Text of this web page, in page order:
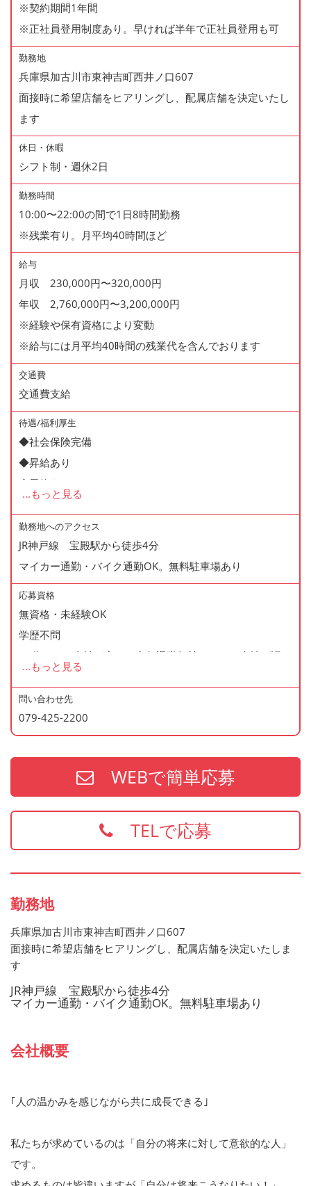
※契約期間1年間
※正社員登用制度あり。早ければ半年で正社員登用も可
勤務地
兵庫県加古川市東神吉町西井ノ口607
面接時に希望店舗をヒアリングし、配属店舗を決定いたし
ます
休日・休暇
シフト制・週休2日
勤務時間
10:00〜22:00の間で1日8時間勤務
※残業有り。月平均40時間ほど
給与
月収 230,000円〜320,000円
年収 2,760,000円〜3,200,000円
※経験や保有資格により変動
※給与には月平均40時間の残業代を含んでおります
交通費
交通費支給
待遇/福利厚生
◆社会保険完備
◆昇給あり
◆昇格あり
◆正社員登用制度あり
◆寸志あり
◆有給休暇あり
◆産休・育休あり
◆交通費支給
◆資格支援制度あり
◆マイカー通勤・バイク通勤OK
◆無料駐車場あり
◆まかない制度あり（1日1食・無料）
◆社内の表彰制度あり
◆再雇用制度あり
◆制服貸与
... もっと見る
勤務地へのアクセス
JR神戸線 宝殿駅から徒歩4分
マイカー通勤・バイク通勤OK。無料駐車場あり
応募資格
無資格・未経験OK
学歴不問
60歳まで（当社が定める定年退職年齢のため・会社が認め
た場合はこの限りではありません）
＜歓迎資格＞
・2年以上の勤務経験がある方
・調理師免許
※上記の資格、経験をお持ちの方は給与面などを優遇いた
... もっと見る
問い合わせ先
079-425-2200
WEBで簡単応募
TELで応募
勤務地
兵庫県加古川市東神吉町西井ノ口607
面接時に希望店舗をヒアリングし、配属店舗を決定いたしま
す
JR神戸線 宝殿駅から徒歩4分
マイカー通勤・バイク通勤OK。無料駐車場あり
会社概要
｢人の温かみを感じながら共に成長できる｣
私たちが求めているのは「自分の将来に対して意欲的な人」
です。